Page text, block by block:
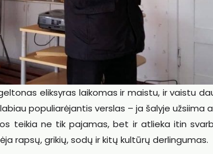
eliksyras laikomas ir maistu, ir vaistu
populiarėjantis verslas – ja šalyje užsiima
teikia ne tik pajamas, bet ir atlieka itin
rapsų, grikių, sodų ir kitų kultūrų derlingumas.